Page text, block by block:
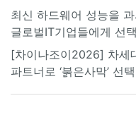
최신 하드웨어 성능을
글로벌IT기업들에게 선
[차이나조이2026] 차세
파트너로 ‘붉은사막’ 선